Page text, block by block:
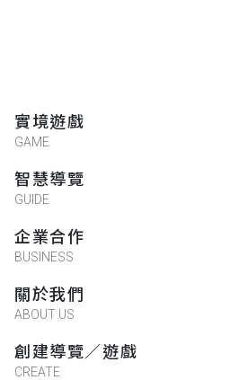
實境遊戲
GAME
智慧導覽
GUIDE
企業合作
BUSINESS
關於我們
ABOUT US
創建導覽／遊戲
CREATE